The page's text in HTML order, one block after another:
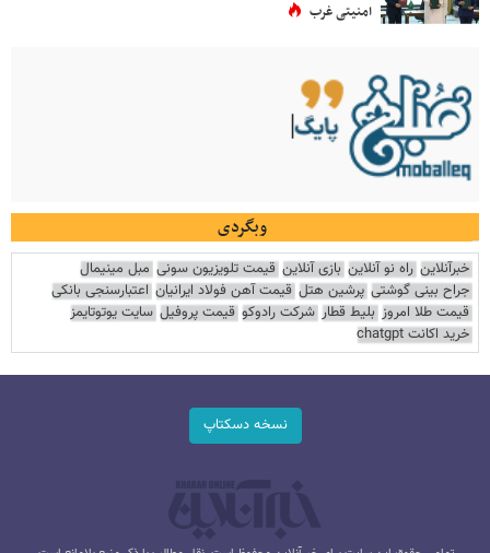
امنیتی غرب
وبگردی
خبرآنلاین راه نو آنلاین بازی آنلاین قیمت تلویزیون سونی مبل مینیمال
جراح بینی گوشتی پرشین هتل قیمت آهن فولاد ایرانیان اعتبارسنجی بانکی
قیمت طلا امروز بلیط قطار شرکت رادوکو قیمت پروفیل سایت یوتوتایمز
خرید اکانت chatgpt
نسخه دسکتاپ